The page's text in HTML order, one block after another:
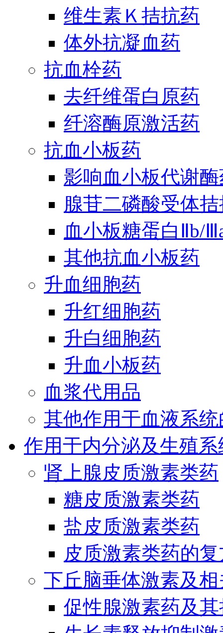
维生素Ｋ拮抗药
体外抗凝血药
抗血栓药
去纤维蛋白原药
纤溶酶原激活药
抗血小板药
影响血小板代谢
腺苷二磷酸受体
血小板糖蛋白Ⅱb/
其他抗血小板药
升血细胞药
升红细胞药
升白细胞药
升血小板药
血浆代用品
其他作用于血液系
作用于内分泌及生殖
肾上腺皮质激素类药
糖皮质激素类药
盐皮质激素类药
皮质激素类药的
下丘脑垂体激素及
促性腺激素药及